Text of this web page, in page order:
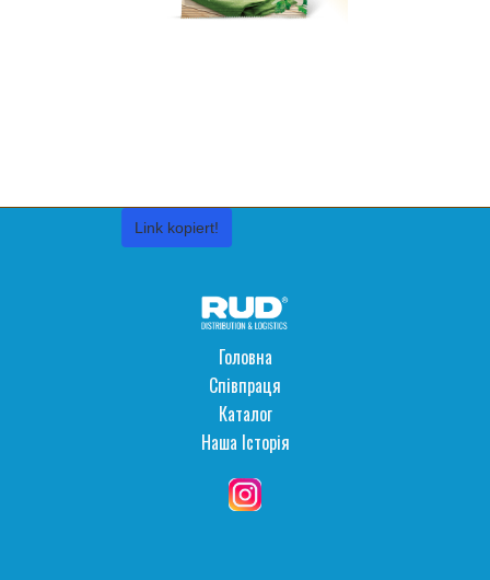
Link kopiert!
Головна
Співпраця
Каталог
Наша Історія